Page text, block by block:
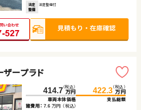
法定
整備
法定整備付
ザープラド
414.7（税込）
万円
車両本体価格
422.3（税込）
万円
支払総額
諸費用： 7.6 万円 （税込）